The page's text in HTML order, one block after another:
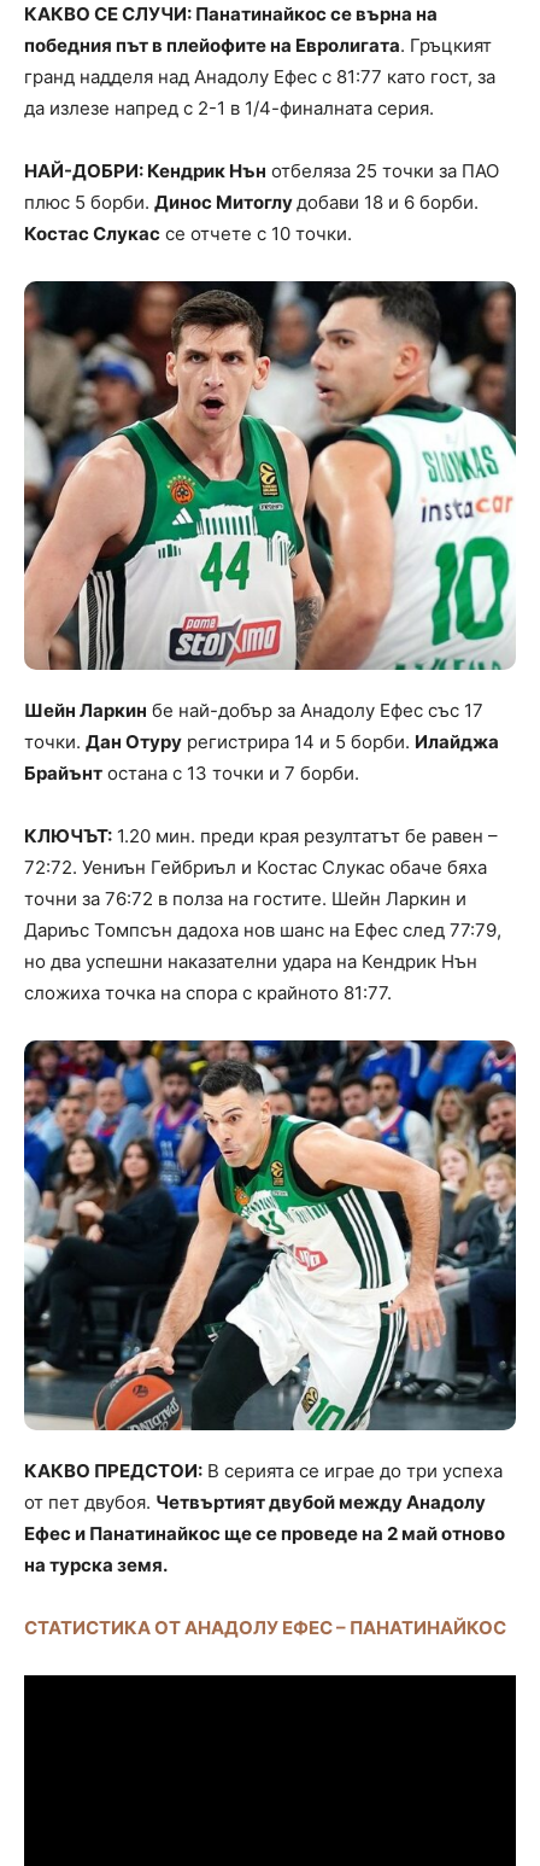
КАКВО СЕ СЛУЧИ: Панатинайкос се върна на
победния път в плейофите на Евролигата. Гръцкият
гранд надделя над Анадолу Ефес с 81:77 като гост, за
да излезе напред с 2-1 в 1/4-финалната серия.
НАЙ-ДОБРИ: Кендрик Нън отбеляза 25 точки за ПАО
плюс 5 борби. Динос Митоглудобави 18 и 6 борби.
Костас Слукас се отчете с 10 точки.
Шейн Ларкин бе най-добър за Анадолу Ефес със 17
точки. Дан Отуру регистрира 14 и 5 борби. Илайджа
Брайънт остана с 13 точки и 7 борби.
КЛЮЧЪТ: 1.20 мин. преди края резултатът бе равен –
72:72. Уениън Гейбриъл и Костас Слукас обаче бяха
точни за 76:72 в полза на гостите. Шейн Ларкин и
Дариъс Томпсън дадоха нов шанс на Ефес след 77:79,
но два успешни наказателни удара на Кендрик Нън
сложиха точка на спора с крайното 81:77.
КАКВО ПРЕДСТОИ: В серията се играе до три успеха
от пет двубоя. Четвъртият двубой между Анадолу
Ефес и Панатинайкос ще се проведе на 2 май отново
на турска земя.
СТАТИСТИКА ОТ АНАДОЛУ ЕФЕС – ПАНАТИНАЙКОС